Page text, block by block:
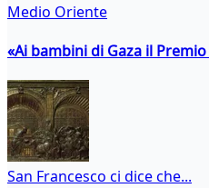
Medio Oriente
«Ai bambini di Gaza il
San Francesco ci dice che...